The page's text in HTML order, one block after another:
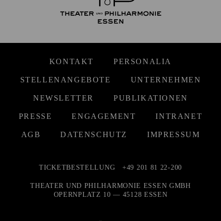
KONTAKT PERSONALIA
STELLENANGEBOTE UNTERNEHMEN
NEWSLETTER PUBLIKATIONEN
PRESSE ENGAGEMENT INTRANET
AGB DATENSCHUTZ IMPRESSUM
TICKETBESTELLUNG +49 201 81 22-200
THEATER UND PHILHARMONIE ESSEN GMBH
OPERNPLATZ 10 — 45128 ESSEN